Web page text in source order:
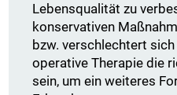
Lebensqualität zu
konservativen
bzw. verschlechtert
operative Therapie die
sein, um ein weiteres